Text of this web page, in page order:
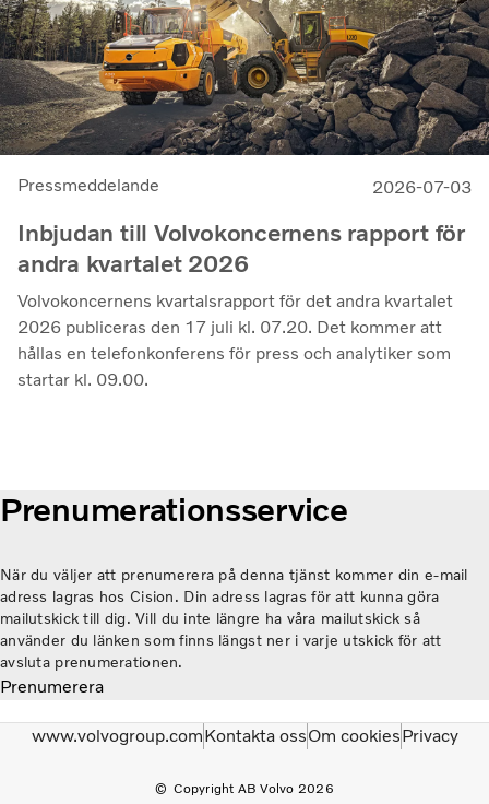
generera bra resultat genom konjunkturcykeln”, säger
Martin Lundstedt, vd och koncernchef.
Pressmeddelande 2026-07-03
Inbjudan till Volvokoncernens rapport för
andra kvartalet 2026
Volvokoncernens kvartalsrapport för det andra kvartalet
2026 publiceras den 17 juli kl. 07.20. Det kommer att
hållas en telefonkonferens för press och analytiker som
startar kl. 09.00.
Prenumerationsservice
När du väljer att prenumerera på denna tjänst kommer din e-mail
adress lagras hos Cision. Din adress lagras för att kunna göra
mailutskick till dig. Vill du inte längre ha våra mailutskick så
använder du länken som finns längst ner i varje utskick för att
avsluta prenumerationen.
Prenumerera
Copyright AB Volvo 2026
www.volvogroup.comKontakta ossOm cookiesPrivacy